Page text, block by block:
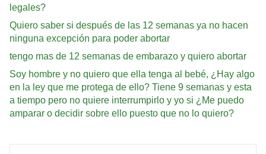
legales?
Quiero saber si después de las 12 semanas ya no hacen
ninguna excepción para poder abortar
tengo mas de 12 semanas de embarazo y quiero abortar
Soy hombre y no quiero que ella tenga al bebé, ¿Hay algo
en la ley que me protega de ello? Tiene 9 semanas y esta
a tiempo pero no quiere interrumpirlo y yo si ¿Me puedo
amparar o decidir sobre ello puesto que no lo quiero?